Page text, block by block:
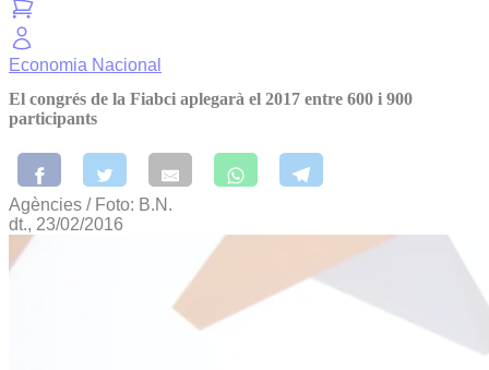
Economia Nacional
El congrés de la Fiabci aplegarà el 2017 entre 600 i 900
participants
Agències / Foto: B.N.
dt., 23/02/2016